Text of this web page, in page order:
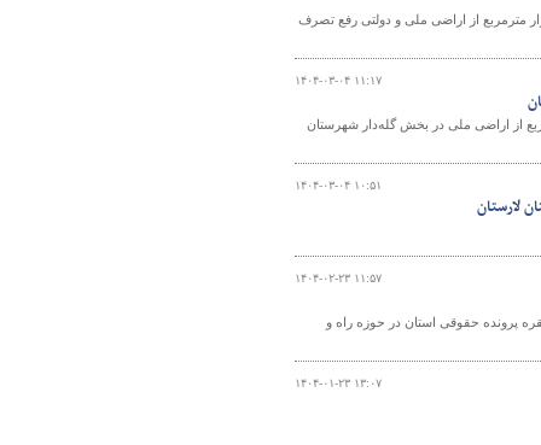
و شهرسازی آذربایجان‌غربی گفت: از ابتدای سال جاری تاکنون بیش از ۱۷۱ هزار مترمربع از اراضی ملی و دولتی رفع تصرف
۱۴۰۴-۰۳-۰۴ ۱۱:۱۷
یگان حفاظت از اراضی ملی لارستان، بیش از ۳۸ هزار مترمربع از اراضی ملی در بخش گله‌دار شهرستان
۱۴۰۴-۰۳-۰۴ ۱۰:۵۱
۱۴۰۴-۰۲-۲۳ ۱۱:۵۷
راه و شهرسازی آذربایجان‌غربی گفت: طی یک سال گذشته تا کنون بیش از ۶۸۰ فقره پرونده حقوقی استان در حوزه راه و
۱۴۰۴-۰۱-۲۳ ۱۳:۰۷